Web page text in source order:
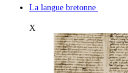
La langue bretonne
X